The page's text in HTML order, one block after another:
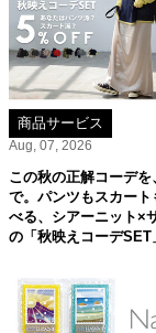
商品サービス
Aug, 07, 2026
この秋の正解コーデを
で。パンツもスカート
べる、シアーニット×
の「秋映えコーデSET